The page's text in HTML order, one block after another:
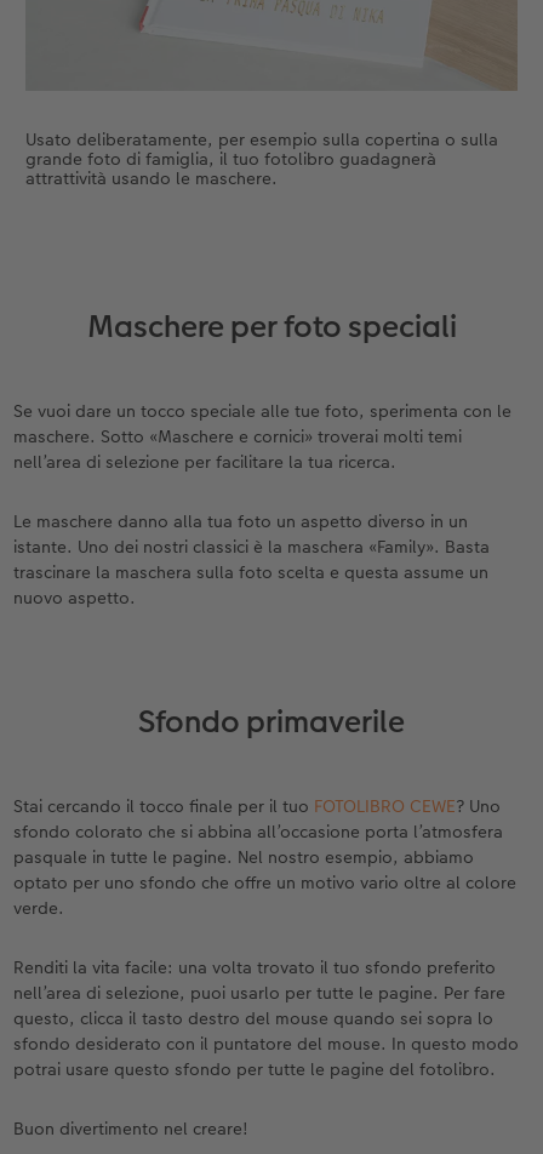
Usato deliberatamente, per esempio sulla copertina o sulla
grande foto di famiglia, il tuo fotolibro guadagnerà
attrattività usando le maschere.
Maschere per foto speciali
Se vuoi dare un tocco speciale alle tue foto, sperimenta con le
maschere. Sotto «Maschere e cornici» troverai molti temi
nell’area di selezione per facilitare la tua ricerca.
Le maschere danno alla tua foto un aspetto diverso in un
istante. Uno dei nostri classici è la maschera «Family». Basta
trascinare la maschera sulla foto scelta e questa assume un
nuovo aspetto.
Sfondo primaverile
Stai cercando il tocco finale per il tuo FOTOLIBRO CEWE? Uno
sfondo colorato che si abbina all’occasione porta l’atmosfera
pasquale in tutte le pagine. Nel nostro esempio, abbiamo
optato per uno sfondo che offre un motivo vario oltre al colore
verde.
Renditi la vita facile: una volta trovato il tuo sfondo preferito
nell’area di selezione, puoi usarlo per tutte le pagine. Per fare
questo, clicca il tasto destro del mouse quando sei sopra lo
sfondo desiderato con il puntatore del mouse. In questo modo
potrai usare questo sfondo per tutte le pagine del fotolibro.
Buon divertimento nel creare!